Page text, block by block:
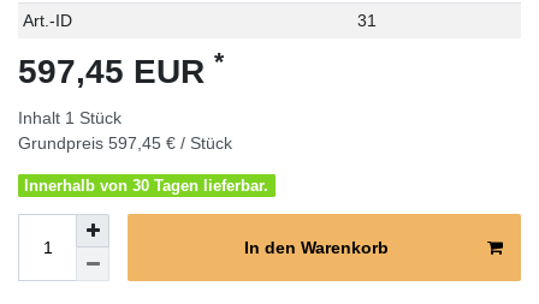
Technisches
Wert
Art.-ID 31
597,45 EUR *
Inhalt 1 Stück
Grundpreis 597,45 € / Stück
Innerhalb von 30 Tagen lieferbar.
In den Warenkorb